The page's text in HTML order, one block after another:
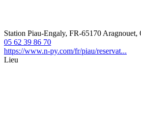
Station Piau-Engaly, FR-65170 Aragnouet,
05 62 39 86 70
https://www.n-py.com/fr/piau/reservat...
Lieu